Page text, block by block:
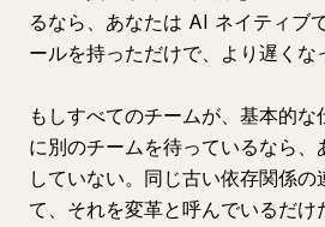
るなら、あなたは AI ネイティブ
ールを持っただけで、より遅くな
もしすべてのチームが、基本的
に別のチームを待っているなら
していない。同じ古い依存関係
て、それを変革と呼んでいるだけ